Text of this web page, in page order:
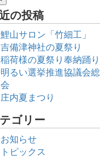
の投稿
鯉山サロン「竹細工」
吉備津神社の夏祭り
稲荷様の夏祭り奉納踊り
明るい選挙推進協議会総
会
庄内夏まつり
ゴリー
お知らせ
トピックス